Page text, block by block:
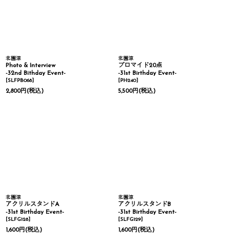
北園涼
Photo & Interview
-32nd Bithday Event-
[SLFPB068]
2,800円(税込)
北園涼
ブロマイド20点
-31st Birthday Event-
[PH240]
5,500円(税込)
北園涼
アクリルスタンドA
-31st Birthday Event-
[SLFG128]
1,600円(税込)
北園涼
アクリルスタンドB
-31st Birthday Event-
[SLFG129]
1,600円(税込)